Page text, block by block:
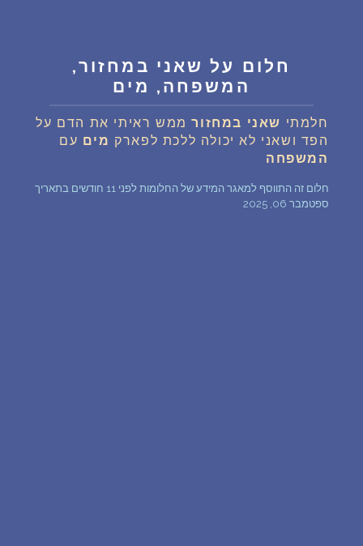
רכישת אוצר החלומות$
שאלות נפוצות
פענוח חלום אנושי
חלום על שאני במחזור,
המשפחה, מים
חלמתי שאני במחזורממש ראיתי את הדם על
הפד ושאני לא יכולה ללכת לפארק מים עם
המשפחה
חלום זה התווסף למאגר המידע של החלומות לפני 11 חודשים בתאריך
ספטמבר 06, 2025